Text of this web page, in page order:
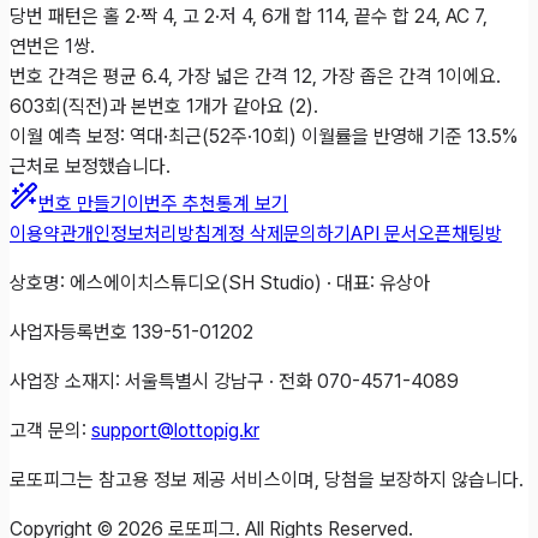
당번 패턴은 홀 2·짝 4, 고 2·저 4, 6개 합 114, 끝수 합 24, AC 7,
연번은 1쌍.
번호 간격은 평균 6.4, 가장 넓은 간격 12, 가장 좁은 간격 1이에요.
603회(직전)과 본번호 1개가 같아요 (2).
이월 예측 보정: 역대·최근(52주·10회) 이월률을 반영해 기준 13.5%
근처로 보정했습니다.
번호 만들기 이번주 추천통계 보기
이용약관개인정보처리방침계정 삭제 문의하기 API 문서오픈채팅방
상호명: 에스에이치스튜디오(SH Studio) · 대표: 유상아
사업자등록번호 139-51-01202
사업장 소재지: 서울특별시 강남구 · 전화 070-4571-4089
고객 문의: support@lottopig.kr
로또피그는 참고용 정보 제공 서비스이며, 당첨을 보장하지 않습니다.
Copyright © 2026 로또피그. All Rights Reserved.